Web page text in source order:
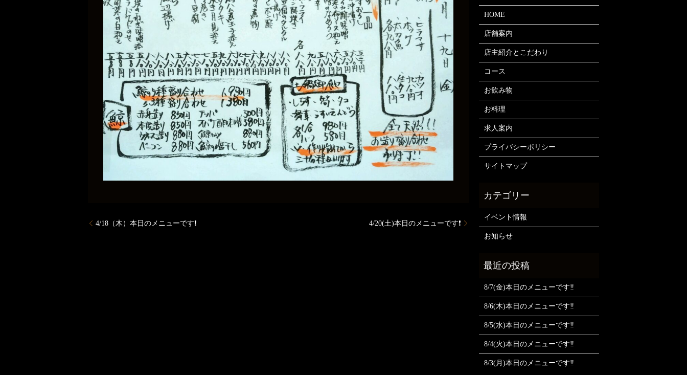
4/18（木）本日のメニューです❗ 4/20(土)本日のメニューです❗
HOME
店舗案内
店主紹介とこだわり
コース
お飲み物
お料理
求人案内
プライバシーポリシー
サイトマップ
イベント情報
お知らせ
8/7(金)本日のメニューです‼️
8/6(木)本日のメニューです‼️
8/5(水)本日のメニューです‼️
8/4(火)本日のメニューです‼️
8/3(月)本日のメニューです‼️